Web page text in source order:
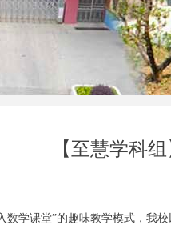
【至慧学科
数学课堂”的趣味教学模式，我